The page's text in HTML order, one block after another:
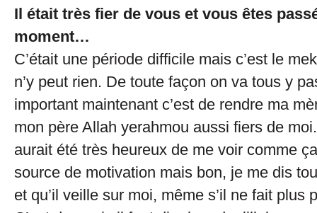
Il était très fier de vous et vous êtes
moment…
C’était une période difficile mais c’est le
n’y peut rien. De toute façon on va tous y
important maintenant c’est de rendre ma
mon père Allah yerahmou aussi fiers de
aurait été très heureux de me voir comme
source de motivation mais bon, je me dis
et qu’il veille sur moi, même s’il ne fait plus